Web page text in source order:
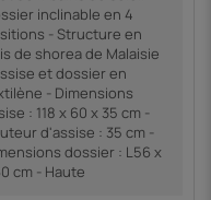
inclinable en 4
- Structure en
de shorea de Malaisie
et dossier en
- Dimensions
: 118 x 60 x 35 cm -
d'assise : 35 cm -
dossier : L56 x
cm - Haute